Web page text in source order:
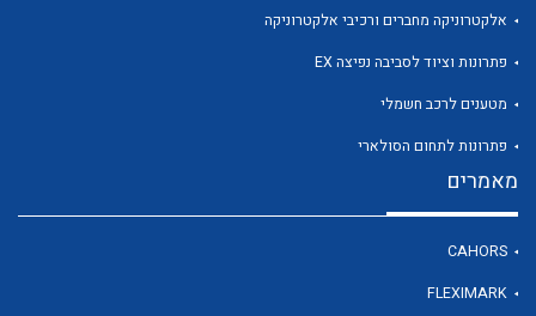
לכל מוצרי היצרן
אלקטרוניקה מחברים ורכיבי אלקטרוניקה
פתרונות וציוד לסביבה נפיצה EX
מטענים לרכב חשמלי
פתרונות לתחום הסולארי
מאמרים
CAHORS
FLEXIMARK